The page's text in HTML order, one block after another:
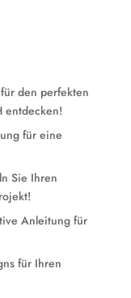
den perfekten
entdecken!
für eine
Sie Ihren
Anleitung für
für Ihren